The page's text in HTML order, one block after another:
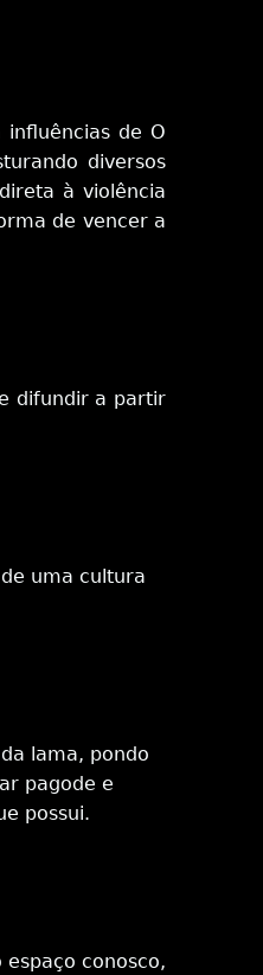
influências de O
diversos
à violência
de vencer a
difundir a partir
uma cultura
lama, pondo
pagode e
possui.
conosco,